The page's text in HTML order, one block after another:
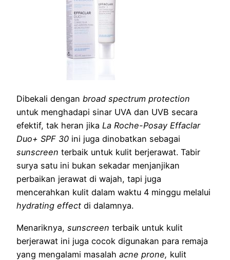
Dibekali dengan broad spectrum protection
untuk menghadapi sinar UVA dan UVB secara
efektif, tak heran jika La Roche-Posay Effaclar
Duo+ SPF 30 ini juga dinobatkan sebagai
sunscreen terbaik untuk kulit berjerawat. Tabir
surya satu ini bukan sekadar menjanjikan
perbaikan jerawat di wajah, tapi juga
mencerahkan kulit dalam waktu 4 minggu melalui
hydrating effect di dalamnya.
Menariknya, sunscreen terbaik untuk kulit
berjerawat ini juga cocok digunakan para remaja
yang mengalami masalah acne prone, kulit